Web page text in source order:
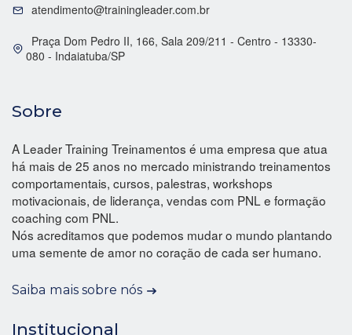
atendimento@trainingleader.com.br
Praça Dom Pedro II, 166, Sala 209/211 - Centro - 13330-
080 - Indaiatuba/SP
Sobre
A Leader Training Treinamentos é uma empresa que atua
há mais de 25 anos no mercado ministrando treinamentos
comportamentais, cursos, palestras, workshops
motivacionais, de liderança, vendas com PNL e formação
coaching com PNL.
Nós acreditamos que podemos mudar o mundo plantando
uma semente de amor no coração de cada ser humano.
Saiba mais sobre nós
Institucional